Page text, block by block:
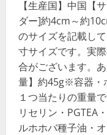
【生産国】中国【
ダー]約4cm～約
のサイズを記載し
寸サイズです。実
合がございます。
量】約45g※容器・
１つ当たりの重量
リセリン・PGTEA
ルホホバ種子油・